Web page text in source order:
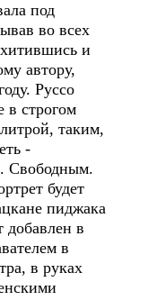
под
во всех
и
автору,
Руссо
в строгом
таким,
-
Свободным.
будет
пиджака
добавлен в
в
в руках